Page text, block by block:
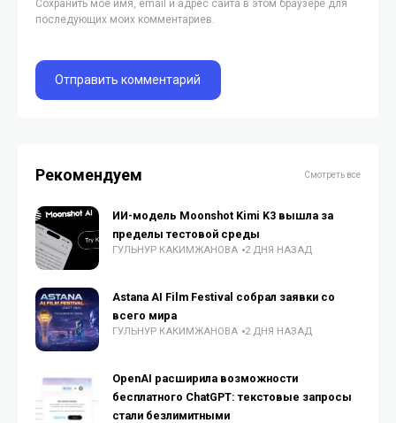
Сохранить моё имя, email и адрес сайта в этом браузере для
последующих моих комментариев.
Рекомендуем Смотреть все
ИИ-модель Moonshot Kimi K3 вышла за
пределы тестовой среды
ГУЛЬНУР КАКИМЖАНОВА 2 ДНЯ НАЗАД
Astana AI Film Festival собрал заявки со
всего мира
ГУЛЬНУР КАКИМЖАНОВА 2 ДНЯ НАЗАД
OpenAI расширила возможности
бесплатного ChatGPT: текстовые запросы
стали безлимитными